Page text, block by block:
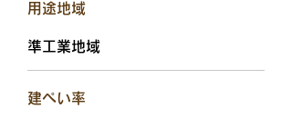
用途地域
準工業地域
建ぺい率